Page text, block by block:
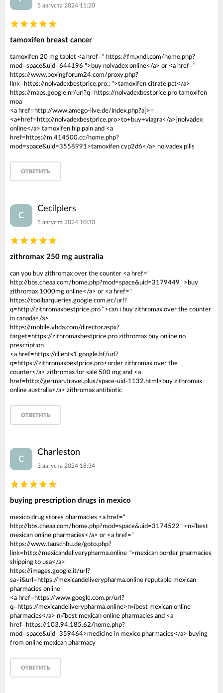
5 августа 2024 11:20
tamoxifen breast cancer
tamoxifen 20 mg tablet <a href=" https://fm.xndl.com/home.php?
mod=space&uid=644196 ">buy nolvadex online</a> or <a href="
https://www.boxingforum24.com/proxy.php?
link=https://nolvadexbestprice.pro:: ">tamoxifen citrate pct</a>
https://maps.google.nr/url?q=https://nolvadexbestprice.pro tamoxifen
moa
<a href=http://www.amego-live.de/index.php?a[>=
<a+href=http://nolvadexbestprice.pro>to+buy+viagra</a>]nolvadex
online</a> tamoxifen hip pain and <a
href=https://m.414500.cc/home.php?
mod=space&uid=3558991>tamoxifen cyp2d6</a> nolvadex pills
ОТВЕТИТЬ
C
Cecilplers
5 августа 2024 10:30
zithromax 250 mg australia
can you buy zithromax over the counter <a href="
http://bbs.cheaa.com/home.php?mod=space&uid=3179449 ">buy
zithromax 1000mg online</a> or <a href="
https://toolbarqueries.google.com.ec/url?
q=http://zithromaxbestprice.pro ">can i buy zithromax over the counter
in canada</a>
https://mobile.vhda.com/director.aspx?
target=https://zithromaxbestprice.pro zithromax buy online no
prescription
<a href=https://clients1.google.bf/url?
q=https://zithromaxbestprice.pro>order zithromax over the
counter</a> zithromax for sale 500 mg and <a
href=http://german.travel.plus/space-uid-1132.html>buy zithromax
online australia</a> zithromax antibiotic
ОТВЕТИТЬ
C
Charleston
3 августа 2024 18:34
buying prescription drugs in mexico
mexico drug stores pharmacies <a href="
http://bbs.cheaa.com/home.php?mod=space&uid=3174522 ">п»їbest
mexican online pharmacies</a> or <a href="
https://www.tauschbu.de/goto.php?
link=http://mexicandeliverypharma.online ">mexican border pharmacies
shipping to usa</a>
https://images.google.it/url?
sa=i&url=https://mexicandeliverypharma.online reputable mexican
pharmacies online
<a href=https://www.google.com.pr/url?
q=https://mexicandeliverypharma.online>п»їbest mexican online
pharmacies</a> п»їbest mexican online pharmacies and <a
href=https://103.94.185.62/home.php?
mod=space&uid=359464>medicine in mexico pharmacies</a> buying
from online mexican pharmacy
ОТВЕТИТЬ